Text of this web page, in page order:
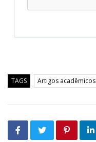
TAGS Artigos acadêmicos